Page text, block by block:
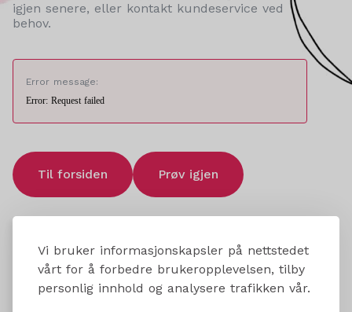
Vi bruker informasjonskapsler på nettstedet
vårt for å forbedre brukeropplevelsen, tilby
personlig innhold og analysere trafikken vår.
igjen senere, eller kontakt kundeservice ved
behov.
Error message:
Error: Request failed
Til forsiden Prøv igjen